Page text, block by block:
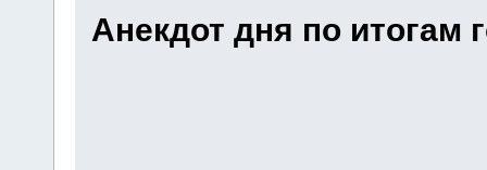
Анекдот дня по итогам